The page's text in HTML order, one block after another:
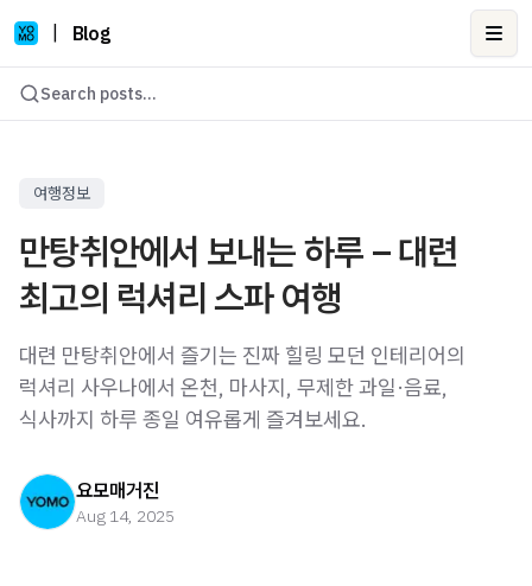
Blog
Search posts...
여행정보
만탕취안에서 보내는 하루 – 대련
최고의 럭셔리 스파 여행
대련 만탕취안에서 즐기는 진짜 힐링 모던 인테리어의
럭셔리 사우나에서 온천, 마사지, 무제한 과일·음료,
식사까지 하루 종일 여유롭게 즐겨보세요.
요모매거진
Aug 14, 2025